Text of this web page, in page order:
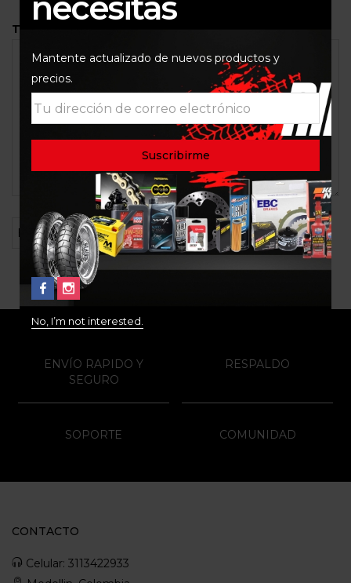
Tu mensaje (opcional)
Mantente actualizado de nuevos productos y
precios.
No, I’m not interested.
ENVÍO RAPIDO Y
SEGURO
RESPALDO
SOPORTE COMUNIDAD
CONTACTO
Celular: 3113422933